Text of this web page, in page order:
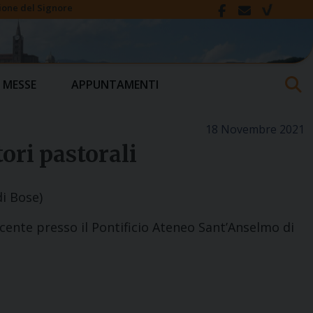
del Signore
APPUNTAMENTI
18 Novembre 2021
pastorali
Bose)
presso il Pontificio Ateneo Sant’Anselmo di